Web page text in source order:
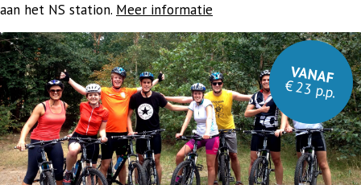
aan het NS station. Meer informatie
VANAF
€ 23 p.p.